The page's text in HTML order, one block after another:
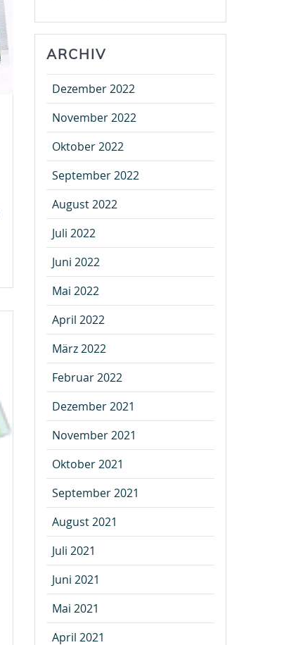
ARCHIV
Dezember 2022
November 2022
Oktober 2022
September 2022
August 2022
Juli 2022
Juni 2022
Mai 2022
April 2022
März 2022
Februar 2022
Dezember 2021
November 2021
Oktober 2021
September 2021
August 2021
Juli 2021
Juni 2021
Mai 2021
April 2021